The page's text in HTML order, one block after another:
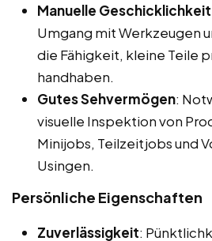
Manuelle Geschicklichkeit
Umgang mit Werkzeugen
die Fähigkeit, kleine Teile
handhaben.
Gutes Sehvermögen:
visuelle Inspektion von
Minijobs, Teilzeitjobs und
Usingen.
Persönliche Eigenschaften
Zuverlässigkeit: